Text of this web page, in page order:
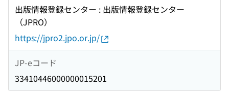
出版情報登録センター : 出版情報登録センター
（JPRO）
https://jpro2.jpo.or.jp/
JP-eコード
33410446000000015201